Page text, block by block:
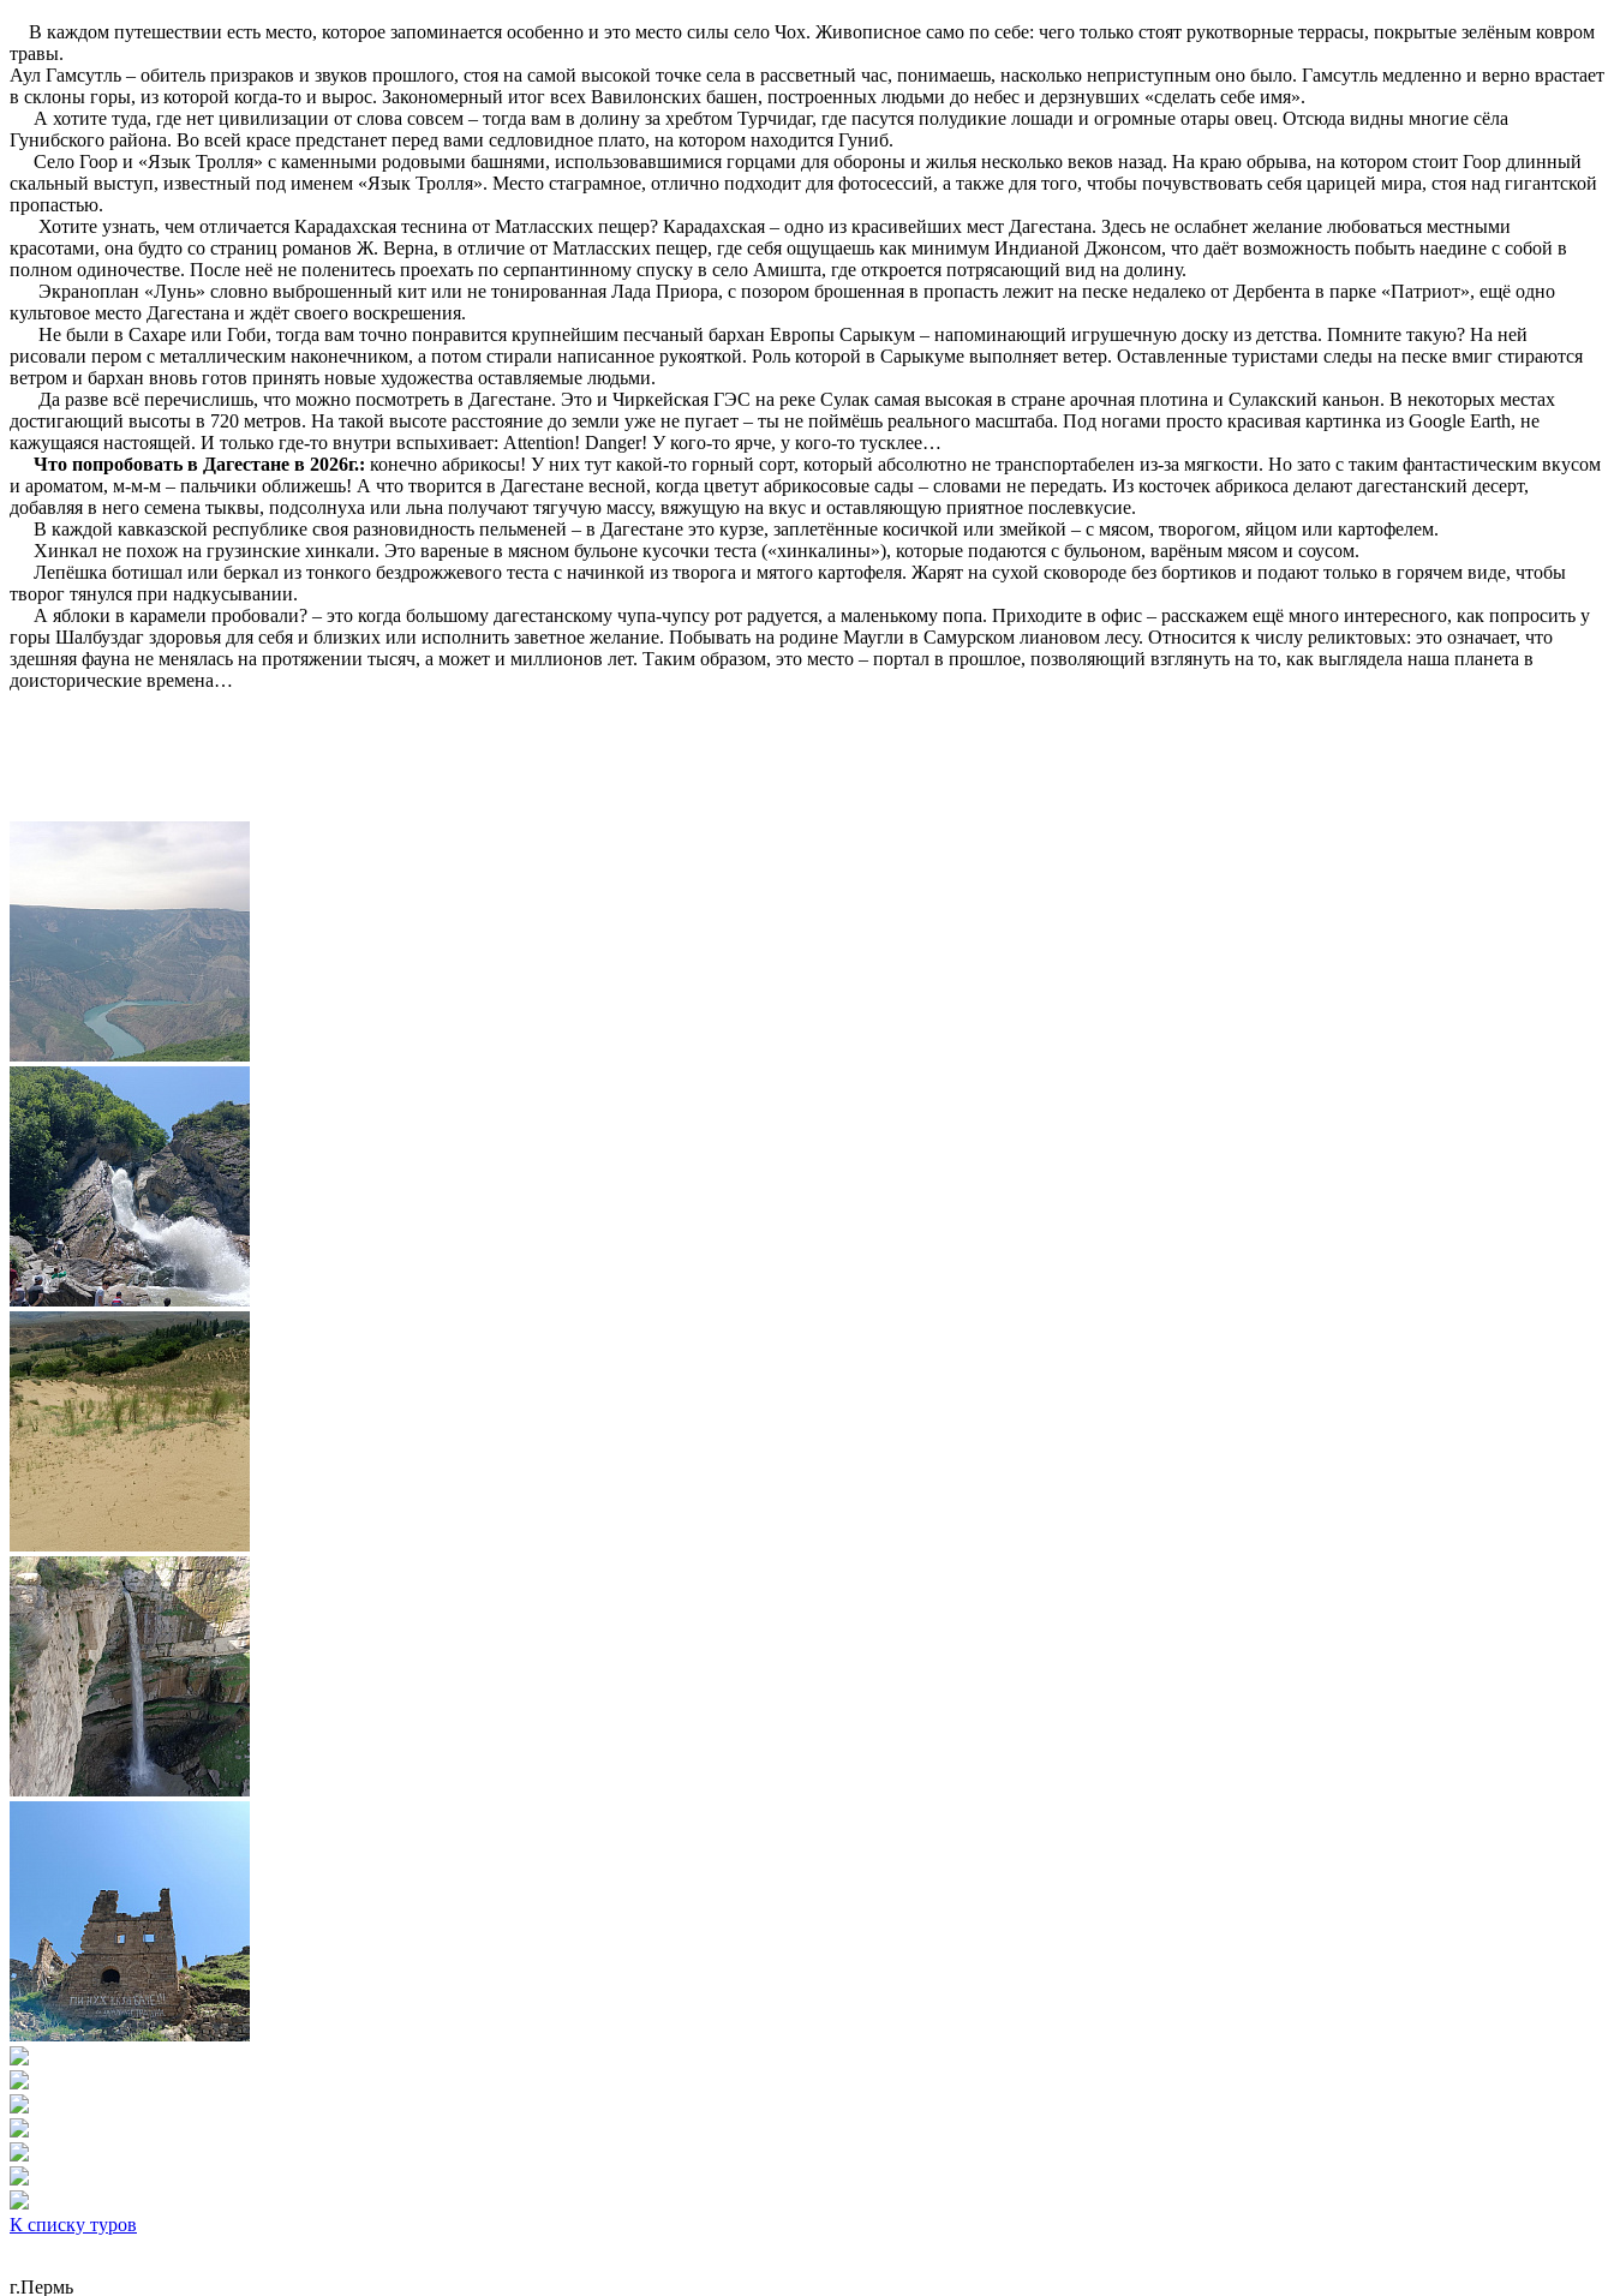
В каждом путешествии есть место, которое запоминается особенно и это место силы село Чох. Живописное само по себе: чего только стоят рукотворные террасы, покрытые зелёным ковром
травы.
Аул Гамсутль – обитель призраков и звуков прошлого, стоя на самой высокой точке села в рассветный час, понимаешь, насколько неприступным оно было. Гамсутль медленно и верно врастает
в склоны горы, из которой когда-то и вырос. Закономерный итог всех Вавилонских башен, построенных людьми до небес и дерзнувших «сделать себе имя».
А хотите туда, где нет цивилизации от слова совсем – тогда вам в долину за хребтом Турчидаг, где пасутся полудикие лошади и огромные отары овец. Отсюда видны многие сёла
Гунибского района. Во всей красе предстанет перед вами седловидное плато, на котором находится Гуниб.
Село Гоор и «Язык Тролля» с каменными родовыми башнями, использовавшимися горцами для обороны и жилья несколько веков назад. На краю обрыва, на котором стоит Гоор длинный
скальный выступ, известный под именем «Язык Тролля». Место стаграмное, отлично подходит для фотосессий, а также для того, чтобы почувствовать себя царицей мира, стоя над гигантской
пропастью.
Хотите узнать, чем отличается Карадахская теснина от Матласских пещер? Карадахская – одно из красивейших мест Дагестана. Здесь не ослабнет желание любоваться местными
красотами, она будто со страниц романов Ж. Верна, в отличие от Матласских пещер, где себя ощущаешь как минимум Индианой Джонсом, что даёт возможность побыть наедине с собой в
полном одиночестве. После неё не поленитесь проехать по серпантинному спуску в село Амишта, где откроется потрясающий вид на долину.
Экраноплан «Лунь» словно выброшенный кит или не тонированная Лада Приора, с позором брошенная в пропасть лежит на песке недалеко от Дербента в парке «Патриот», ещё одно
культовое место Дагестана и ждёт своего воскрешения.
Не были в Сахаре или Гоби, тогда вам точно понравится крупнейшим песчаный бархан Европы Сарыкум – напоминающий игрушечную доску из детства. Помните такую? На ней
рисовали пером с металлическим наконечником, а потом стирали написанное рукояткой. Роль которой в Сарыкуме выполняет ветер. Оставленные туристами следы на песке вмиг стираются
ветром и бархан вновь готов принять новые художества оставляемые людьми.
Да разве всё перечислишь, что можно посмотреть в Дагестане. Это и Чиркейская ГЭС на реке Сулак самая высокая в стране арочная плотина и Сулакский каньон. В некоторых местах
достигающий высоты в 720 метров. На такой высоте расстояние до земли уже не пугает – ты не поймёшь реального масштаба. Под ногами просто красивая картинка из Google Earth, не
кажущаяся настоящей. И только где-то внутри вспыхивает: Attention! Danger! У кого-то ярче, у кого-то тусклее…
Что попробовать в Дагестане в 2026г.: конечно абрикосы! У них тут какой-то горный сорт, который абсолютно не транспортабелен из-за мягкости. Но зато с таким фантастическим вкусом
и ароматом, м-м-м – пальчики оближешь! А что творится в Дагестане весной, когда цветут абрикосовые сады – словами не передать. Из косточек абрикоса делают дагестанский десерт,
добавляя в него семена тыквы, подсолнуха или льна получают тягучую массу, вяжущую на вкус и оставляющую приятное послевкусие.
В каждой кавказской республике своя разновидность пельменей – в Дагестане это курзе, заплетённые косичкой или змейкой – с мясом, творогом, яйцом или картофелем.
Хинкал не похож на грузинские хинкали. Это вареные в мясном бульоне кусочки теста («хинкалины»), которые подаются с бульоном, варёным мясом и соусом.
Лепёшка ботишал или беркал из тонкого бездрожжевого теста с начинкой из творога и мятого картофеля. Жарят на сухой сковороде без бортиков и подают только в горячем виде, чтобы
творог тянулся при надкусывании.
А яблоки в карамели пробовали? – это когда большому дагестанскому чупа-чупсу рот радуется, а маленькому попа. Приходите в офис – расскажем ещё много интересного, как попросить у
горы Шалбуздаг здоровья для себя и близких или исполнить заветное желание. Побывать на родине Маугли в Самурском лиановом лесу. Относится к числу реликтовых: это означает, что
здешняя фауна не менялась на протяжении тысяч, а может и миллионов лет. Таким образом, это место – портал в прошлое, позволяющий взглянуть на то, как выглядела наша планета в
доисторические времена…
К списку туров
г.Пермь